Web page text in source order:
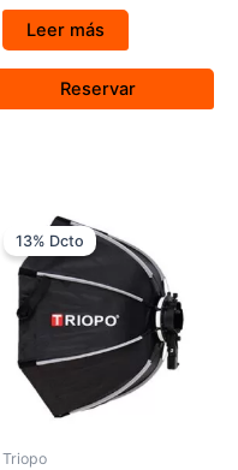
Leer más
Reservar
13% Dcto
Triopo
precio
original
$ 399.000.$